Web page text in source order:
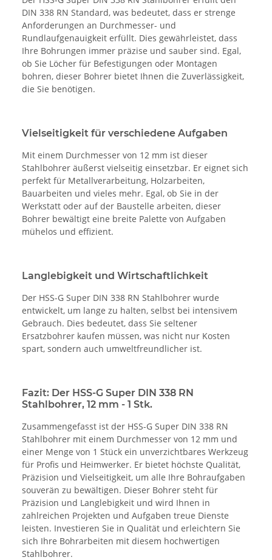
DIN 338 RN Standard, was bedeutet, dass er strenge
Anforderungen an Durchmesser- und
Rundlaufgenauigkeit erfüllt. Dies gewährleistet, dass
Ihre Bohrungen immer präzise und sauber sind. Egal,
ob Sie Löcher für Befestigungen oder Montagen
bohren, dieser Bohrer bietet Ihnen die Zuverlässigkeit,
die Sie benötigen.
Vielseitigkeit für verschiedene Aufgaben
Mit einem Durchmesser von 12 mm ist dieser
Stahlbohrer äußerst vielseitig einsetzbar. Er eignet sich
perfekt für Metallverarbeitung, Holzarbeiten,
Bauarbeiten und vieles mehr. Egal, ob Sie in der
Werkstatt oder auf der Baustelle arbeiten, dieser
Bohrer bewältigt eine breite Palette von Aufgaben
mühelos und effizient.
Langlebigkeit und Wirtschaftlichkeit
Der HSS-G Super DIN 338 RN Stahlbohrer wurde
entwickelt, um lange zu halten, selbst bei intensivem
Gebrauch. Dies bedeutet, dass Sie seltener
Ersatzbohrer kaufen müssen, was nicht nur Kosten
spart, sondern auch umweltfreundlicher ist.
Fazit: Der HSS-G Super DIN 338 RN
Stahlbohrer, 12 mm - 1 Stk.
Zusammengefasst ist der HSS-G Super DIN 338 RN
Stahlbohrer mit einem Durchmesser von 12 mm und
einer Menge von 1 Stück ein unverzichtbares Werkzeug
für Profis und Heimwerker. Er bietet höchste Qualität,
Präzision und Vielseitigkeit, um alle Ihre Bohraufgaben
souverän zu bewältigen. Dieser Bohrer steht für
Präzision und Langlebigkeit und wird Ihnen in
zahlreichen Projekten und Aufgaben treue Dienste
leisten. Investieren Sie in Qualität und erleichtern Sie
sich Ihre Bohrarbeiten mit diesem hochwertigen
Stahlbohrer.